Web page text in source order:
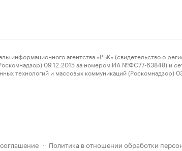
агентства «РБК» (свидетельство о
09.12.2015 за номером ИА №ФС77-63848) и
технологий и массовых коммуникаций
· Политика в отношении обработки